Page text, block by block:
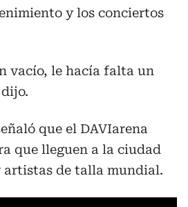
y los conciertos
vacío, le hacía falta un
que el DAVIarena
que lleguen a la ciudad
artistas de talla mundial.